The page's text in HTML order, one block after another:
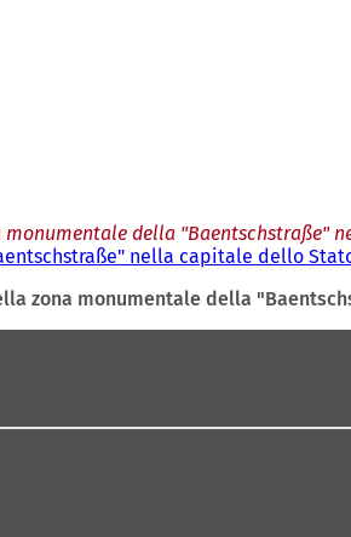
della "Baentschstraße"
nella capitale dello
zona monumentale della